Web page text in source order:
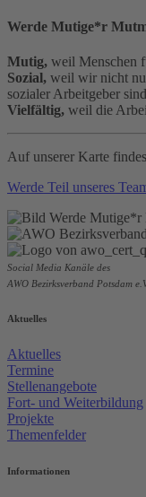
Werde Mutige*r
Mutig, weil Menschen
Sozial, weil wir nicht
sozialer Arbeitgeber sind
Vielfältig, weil die
Auf unserer Karte
Werde Teil unseres
Social Media Kanäle des
AWO Bezirksverband Potsdam
Aktuelles
Aktuelles
Termine
Stellenangebote
Fort- und Weiterbildung
Projekte
Themenfelder
Informationen